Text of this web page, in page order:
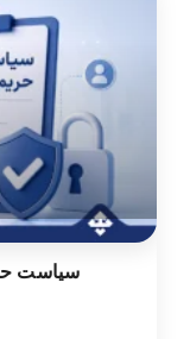
سیاست